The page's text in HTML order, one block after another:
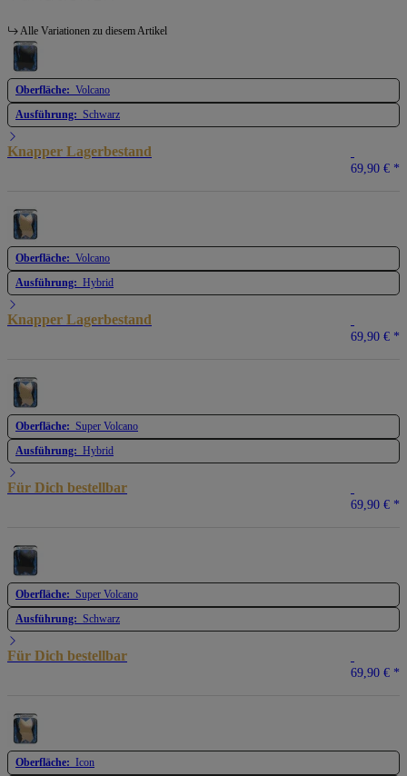
Alle Variationen zu diesem Artikel
Oberfläche: Volcano
Ausführung: Schwarz
Knapper Lagerbestand
69,90 € *
Oberfläche: Volcano
Ausführung: Hybrid
Knapper Lagerbestand
69,90 € *
Oberfläche: Super Volcano
Ausführung: Hybrid
Für Dich bestellbar
69,90 € *
Oberfläche: Super Volcano
Ausführung: Schwarz
Für Dich bestellbar
69,90 € *
Oberfläche: Icon